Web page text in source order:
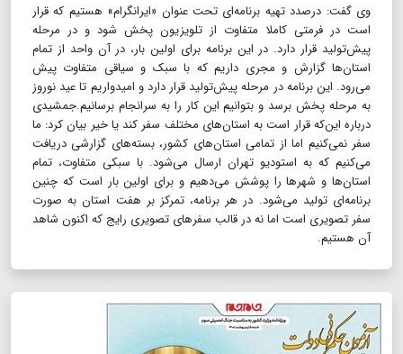
وی گفت: درصدد تهیه برنامه‌ای تحت عنوان «ایرانگرام» هستیم که قرار
است در فرمتی کاملا متفاوت از تلویزیون پخش شود و در مرحله
پیش‌تولید قرار دارد. در این برنامه برای اولین بار، در آن واحد از تمام
استان‌ها گزارش و مجری داریم که با سبک و سیاقی متفاوت پیش
می‌رود. این برنامه در مرحله پیش‌تولید قرار دارد و امیدواریم تا عید نوروز
به مرحله پخش برسد و بتوانیم این کار را به سرانجام برسانیم.جمشیدی
درباره این‌که قرار است به استان‌های مختلف سفر کند یا خیر بیان کرد: ما
سفر نمی‌کنیم اما از تمامی استان‌های کشور، بسته‌های گزارشی دریافت
می‌کنیم که به استودیو تهران ارسال می‌شود. با سبکی متفاوت، تمام
استان‌ها و شهرها را پوشش می‌دهیم و برای اولین بار است که چنین
برنامه‌ای تولید می‌شود. در هر برنامه، تمرکز بر هفت استان به صورت
سفر تصویری است اما نه در قالب سفرهای تصویری رایج که اکنون شاهد
آن هستیم.